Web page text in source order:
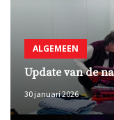
ALGEMEEN
Update van de
30 januari 2026